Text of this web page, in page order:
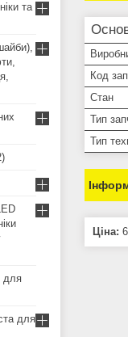
Код
Стан
Тип
Тип
Ціна:
та
для
для